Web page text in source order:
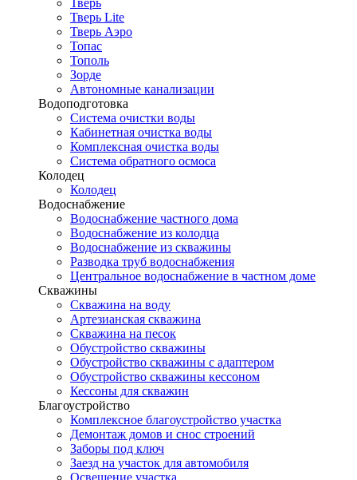
Тверь Lite
Тверь Аэро
Топас
Тополь
Зорде
Автономные канализации
Водоподготовка
Система очистки воды
Кабинетная очистка воды
Комплексная очистка воды
Система обратного осмоса
Колодец
Колодец
Водоснабжение
Водоснабжение частного дома
Водоснабжение из колодца
Водоснабжение из скважины
Разводка труб водоснабжения
Центральное водоснабжение в частном доме
Скважины
Скважина на воду
Артезианская скважина
Скважина на песок
Обустройство скважины
Обустройство скважины с адаптером
Обустройство скважины кессоном
Кессоны для скважин
Благоустройство
Комплексное благоустройство участка
Демонтаж домов и снос строений
Заборы под ключ
Заезд на участок для автомобиля
Освещение участка